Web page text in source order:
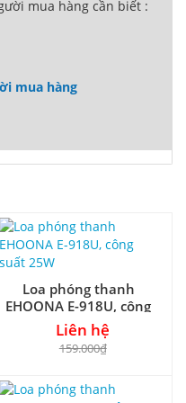
mua hàng cần biết :
mua hàng
Loa phóng thanh
EHOONA E-918U, công
suất 25W
Liên hệ
159.000₫